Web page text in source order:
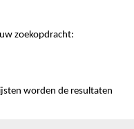
zoekopdracht:
worden de resultaten